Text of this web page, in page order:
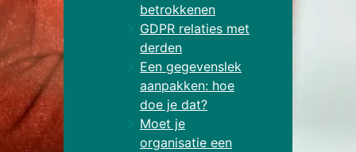
betrokkenen
GDPR relaties met
derden
Een gegevenslek
aanpakken: hoe
doe je dat?
Moet je
organisatie een